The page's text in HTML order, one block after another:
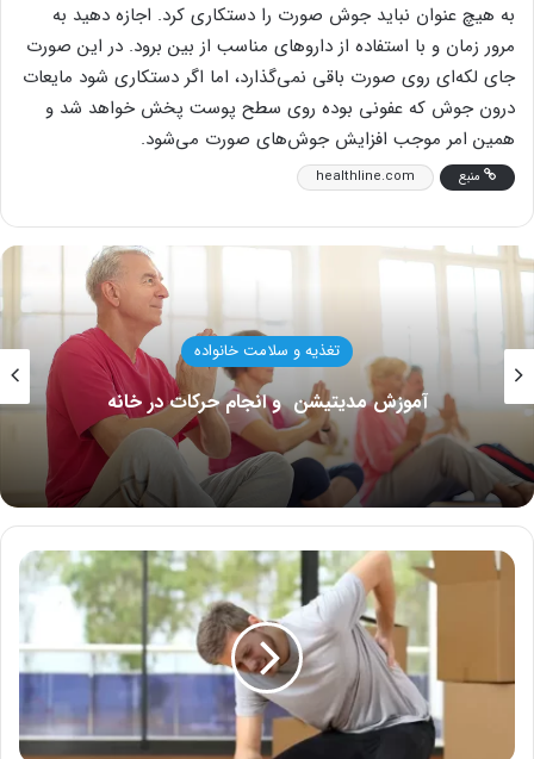
به هیچ عنوان نباید جوش صورت را دستکاری کرد. اجازه دهید به
مرور زمان و با استفاده از داروهای مناسب از بین برود. در این صورت
جای لکه‌ای روی صورت باقی نمی‌گذارد، اما اگر دستکاری شود مایعات
درون جوش که عفونی بوده روی سطح پوست پخش خواهد شد و
همین امر موجب افزایش جوش‌های صورت می‌شود.
منبع healthline.com
در خانه
بیماری ها و درمان
ورزش برای آرتروز کمر؛
کاهش درد و تقویت
علت
کمر
و